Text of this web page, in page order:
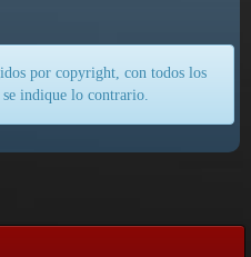
por copyright, con todos los
se indique lo contrario.